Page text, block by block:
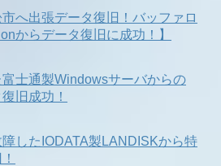
市へ出張データ復旧！バッファロ
からデータ復旧に成功！】
士通製Windowsサーバからの
旧成功！
したIODATA製LANDISKから特